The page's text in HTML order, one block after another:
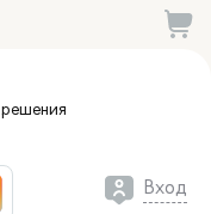
решения
Вход